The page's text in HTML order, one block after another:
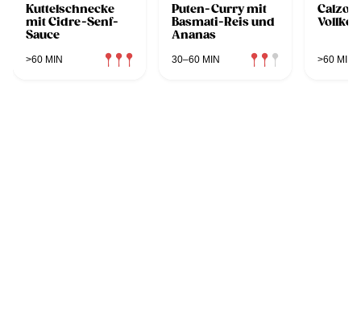
Kuttelschnecke
mit Cidre-Senf-
Sauce
>60 MIN
Puten-Curry mit
Basmati-Reis und
Ananas
30–60 MIN >60 MIN